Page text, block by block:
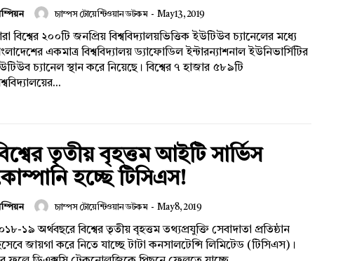
চ্যাম্পস টোয়েন্টিওয়ান ডটকম - May 13, 2019
বিশ্বের ২০০টি জনপ্রিয় বিশ্ববিদ্যালয়ভিত্তিক ইউটিউব চ্যানেলের মধ্যে
একমাত্র বিশ্ববিদ্যালয় ড্যাফোডিল ইন্টারন্যাশনাল ইউনিভার্সিটির
চ্যানেল স্থান করে নিয়েছে। বিশ্বের ৭ হাজার ৫৮৯টি
তৃতীয় বৃহত্তম আইটি সার্ভিস
হচ্ছে টিসিএস!
চ্যাম্পস টোয়েন্টিওয়ান ডটকম - May 8, 2019
১৯ অর্থবছরে বিশ্বের তৃতীয় বৃহত্তম তথ্যপ্রযুক্তি সেবাদাতা প্রতিষ্ঠান
জায়গা করে নিতে যাচ্ছে টাটা কনসালটেন্সি লিমিটেড (টিসিএস)।